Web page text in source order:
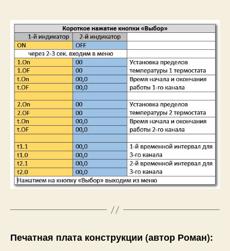
Печатная плата конструкции (автор Роман):